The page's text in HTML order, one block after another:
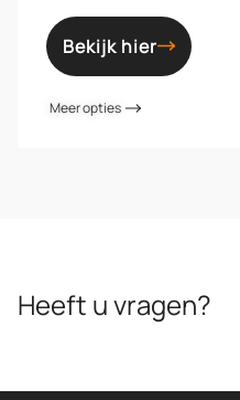
Bekijk hier
Meer opties
Heeft u vragen?